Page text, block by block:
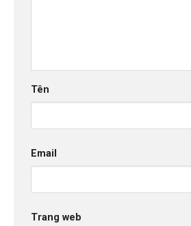
Tên
Email
Trang web